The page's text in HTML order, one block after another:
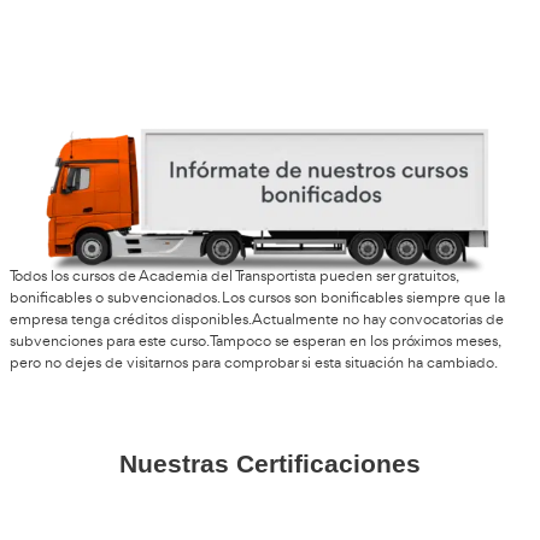
operador de carretillas elevadoras sin la formación
ocasionar daños a la maquinaria y a la carga
incidentes pueden generar costosos gastos de
de mercancías.
Además,los accidentes laborales causados por una
incorrecta de la carretilla elevadorapueden implicar
y sanciones legales. Al obtener el título de carretillero,
accidentes y minimizas los costes asociados a posibles